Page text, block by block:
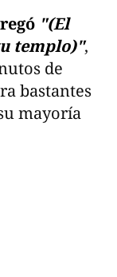
"(El
templo)",
de
bastantes
mayoría